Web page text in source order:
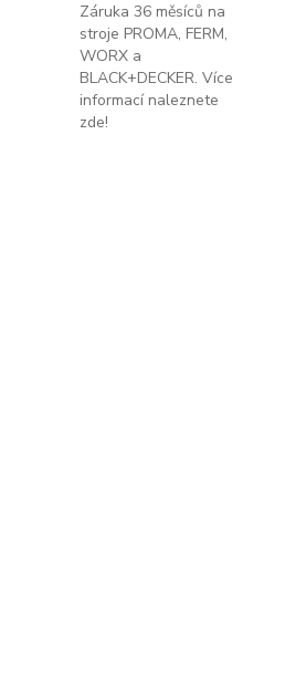
Záruka 36 měsíců na
stroje PROMA, FERM,
WORX a
BLACK+DECKER. Více
informací naleznete
zde!